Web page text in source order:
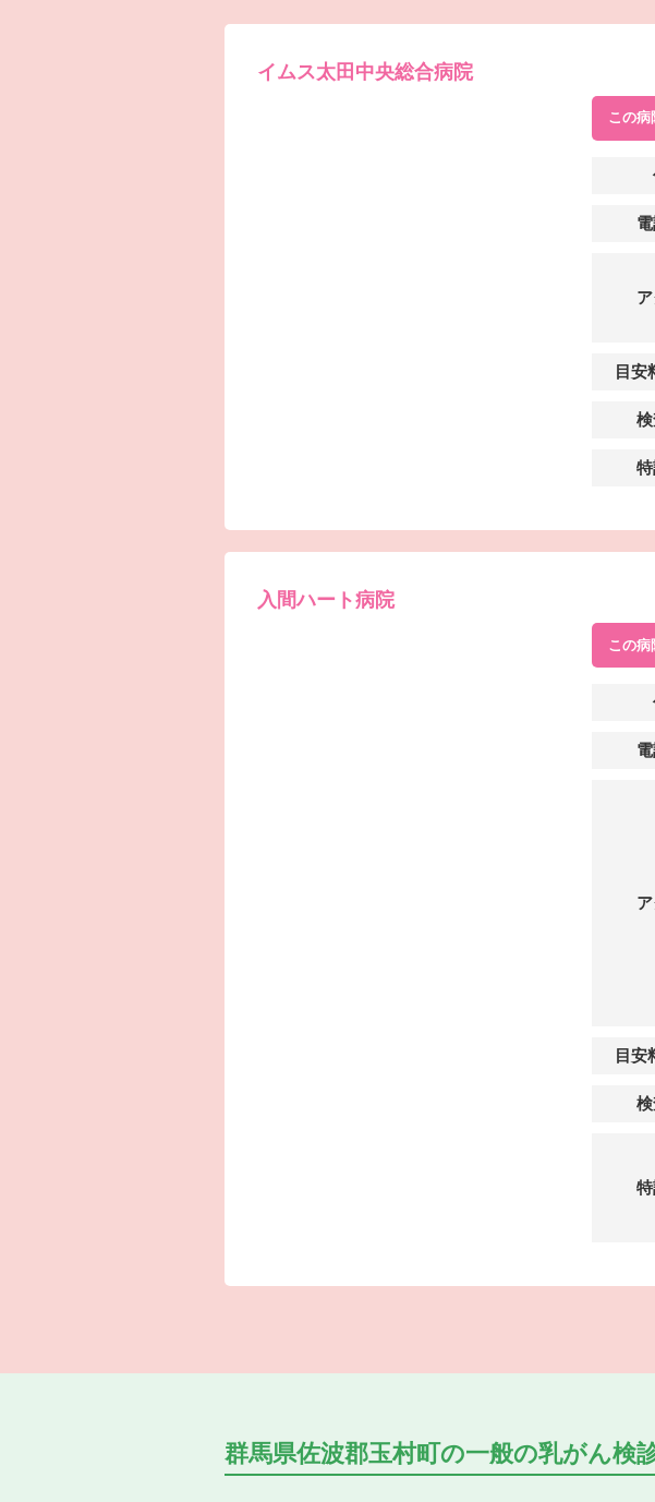
イムス太田中央総合病院
この病
目安
入間ハート病院
この病
目安
群馬県佐波郡玉村町の一般の乳がん検